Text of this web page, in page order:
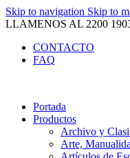
Skip to navigation Skip to
LLAMENOS AL 2200
CONTACTO
FAQ
Portada
Productos
Archivo y
Arte,